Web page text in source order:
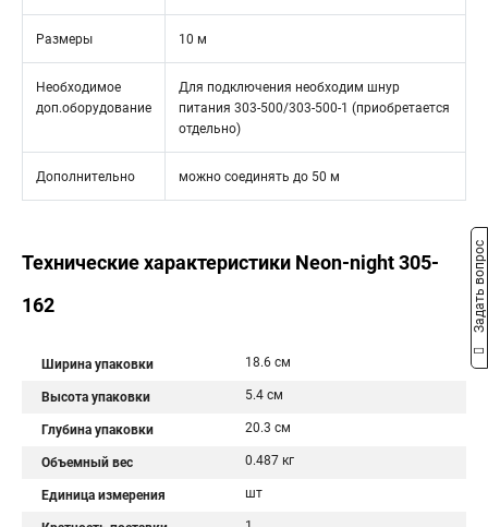
Размеры 10 м
Необходимое
доп.оборудование
Для подключения необходим шнур
питания 303-500/303-500-1 (приобретается
отдельно)
Дополнительно можно соединять до 50 м
Технические характеристики Neon-night 305-
162
Ширина упаковки 18.6 см
Высота упаковки 5.4 см
Глубина упаковки 20.3 см
Объемный вес 0.487 кг
Единица измерения шт
Задать вопрос